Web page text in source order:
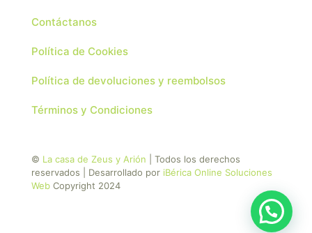
Contáctanos
Política de Cookies
Política de devoluciones y reembolsos
Términos y Condiciones
© La casa de Zeus y Arión | Todos los derechos
reservados | Desarrollado por iBérica Online Soluciones
Web Copyright 2024